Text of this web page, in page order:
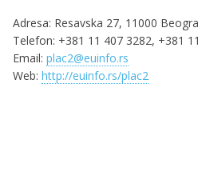
Adresa: Resavska 27, 11000
Telefon: +381 11 407 3282, +381
Email: plac2@euinfo.rs
Web: http://euinfo.rs/plac2